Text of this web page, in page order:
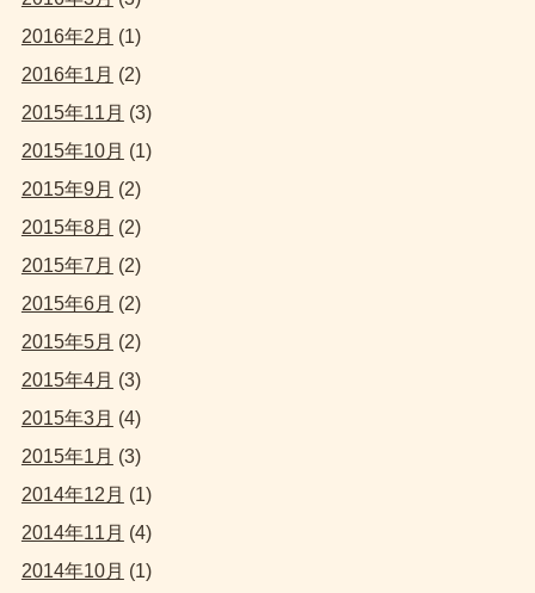
2016年2月 (1)
2016年1月 (2)
2015年11月 (3)
2015年10月 (1)
2015年9月 (2)
2015年8月 (2)
2015年7月 (2)
2015年6月 (2)
2015年5月 (2)
2015年4月 (3)
2015年3月 (4)
2015年1月 (3)
2014年12月 (1)
2014年11月 (4)
2014年10月 (1)